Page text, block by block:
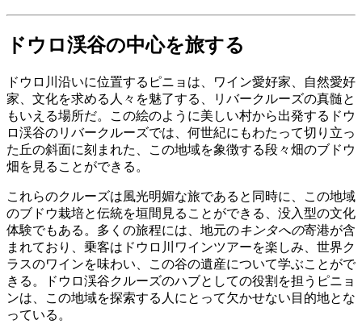
ドウロ渓谷の中心を旅する
ドウロ川沿いに位置するピニョは、ワイン愛好家、自然愛好
家、文化を求める人々を魅了する、リバークルーズの真髄と
もいえる場所だ。この絵のように美しい村から出発するドウ
ロ渓谷のリバークルーズでは、何世紀にもわたって切り立っ
た丘の斜面に刻まれた、この地域を象徴する段々畑のブドウ
畑を見ることができる。
これらのクルーズは風光明媚な旅であると同時に、この地域
のブドウ栽培と伝統を垣間見ることができる、没入型の文化
体験でもある。多くの旅程には、地元のキンタへの寄港が含
まれており、乗客はドウロ川ワインツアーを楽しみ、世界ク
ラスのワインを味わい、この谷の遺産について学ぶことがで
きる。ドウロ渓谷クルーズのハブとしての役割を担うピニョ
ンは、この地域を探索する人にとって欠かせない目的地とな
っている。